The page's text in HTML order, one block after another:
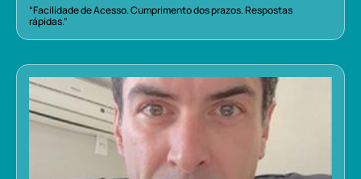
“Facilidade de Acesso. Cumprimento dos prazos. Respostas
rápidas.”